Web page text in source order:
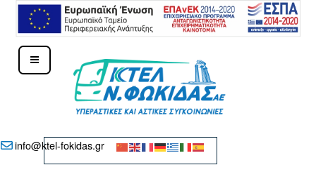
Μετάβαση
ΚΤΕΛ Ν. ΦΩΚΊΔΑΣ – ΔΕΛΦΟΊ
info@ktel-fokidas.gr